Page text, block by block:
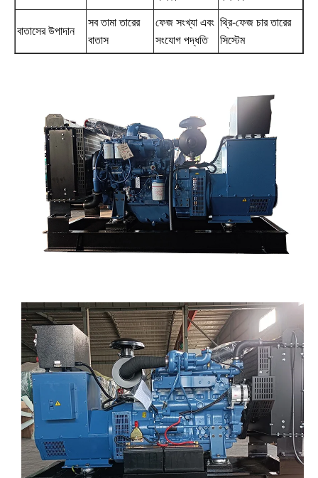
বাতাসের উপাদান
সব তামা তারের
বাতাস
ফেজ সংখ্যা এবং
সংযোগ পদ্ধতি
থ্রি-ফেজ চার তারের
সিস্টেম